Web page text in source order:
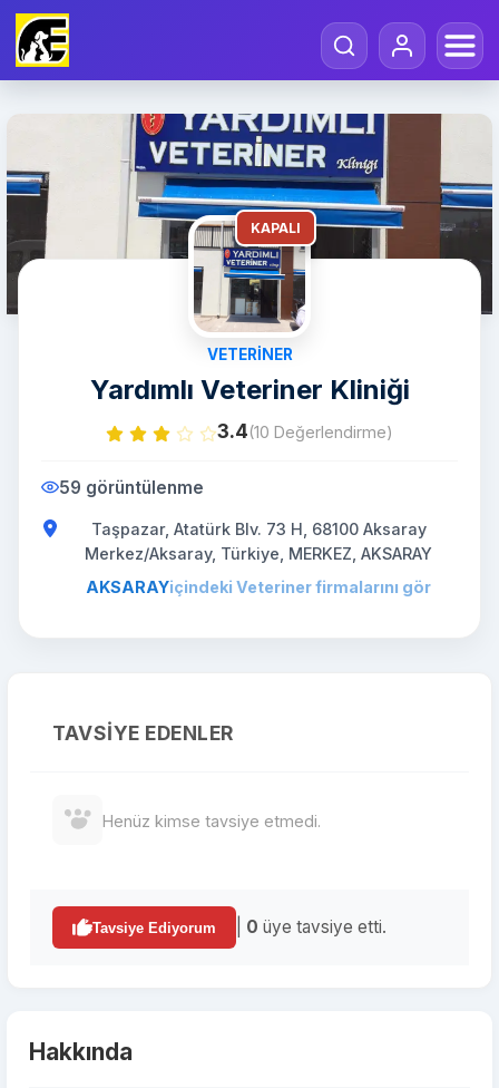
KAPALI
VETERINER
Yardımlı Veteriner Kliniği
3.4(10 Değerlendirme)
59 görüntülenme
Taşpazar, Atatürk Blv. 73 H, 68100 Aksaray
Merkez/Aksaray, Türkiye, MERKEZ, AKSARAY
AKSARAYiçindeki Veteriner firmalarını gör
TAVSIYE EDENLER
Henüz kimse tavsiye etmedi.
Tavsiye Ediyorum 0 üye tavsiye etti.
Hakkında